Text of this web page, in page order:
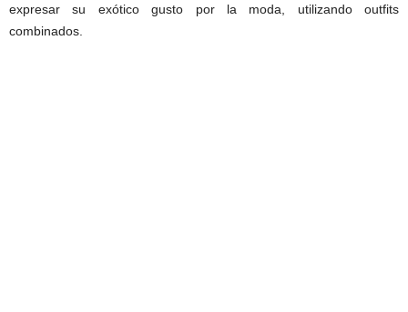
expresar su exótico gusto por la moda, utilizando outfits
combinados.